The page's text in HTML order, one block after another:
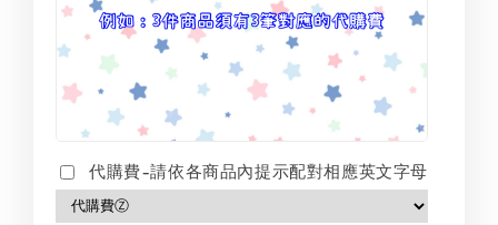
代購費-請依各商品內提示配對相應英文字母